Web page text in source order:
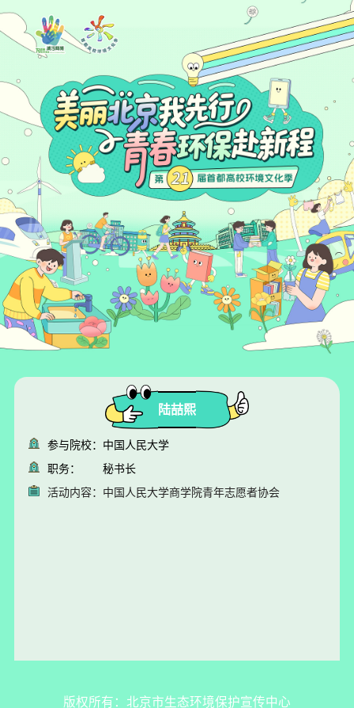
陆喆熙
参与院校： 中国人民大学
职务：
秘书长
活动内容： 中国人民大学商学院青年志愿者协会
版权所有：北京市生态环境保护宣传中心